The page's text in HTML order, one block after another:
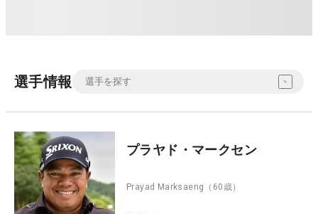
選手情報
プラヤド・マークセン
Prayad Marksaeng （60歳）